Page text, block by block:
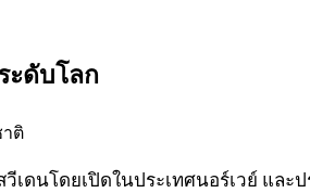
ะดับโลก
เดนโดยเปิดในประเทศนอร์เวย์ แ